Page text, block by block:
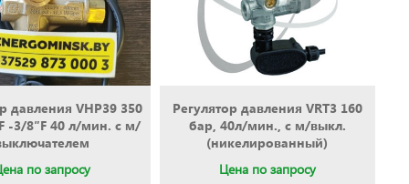
давления VHP39 350
-3/8″F 40 л/мин. с м/
по запросу
Регулятор давления VRT3 160
бар, 40л/мин., с м/выкл.
(никелированный)
Цена по запросу